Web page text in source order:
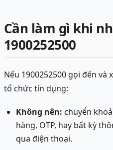
Cần làm gì khi
1900252500
Nếu 1900252500 gọi đến
tổ chức tín dụng:
Không nên: chuyển
hàng, OTP, hay bất kỳ
qua điện thoại.